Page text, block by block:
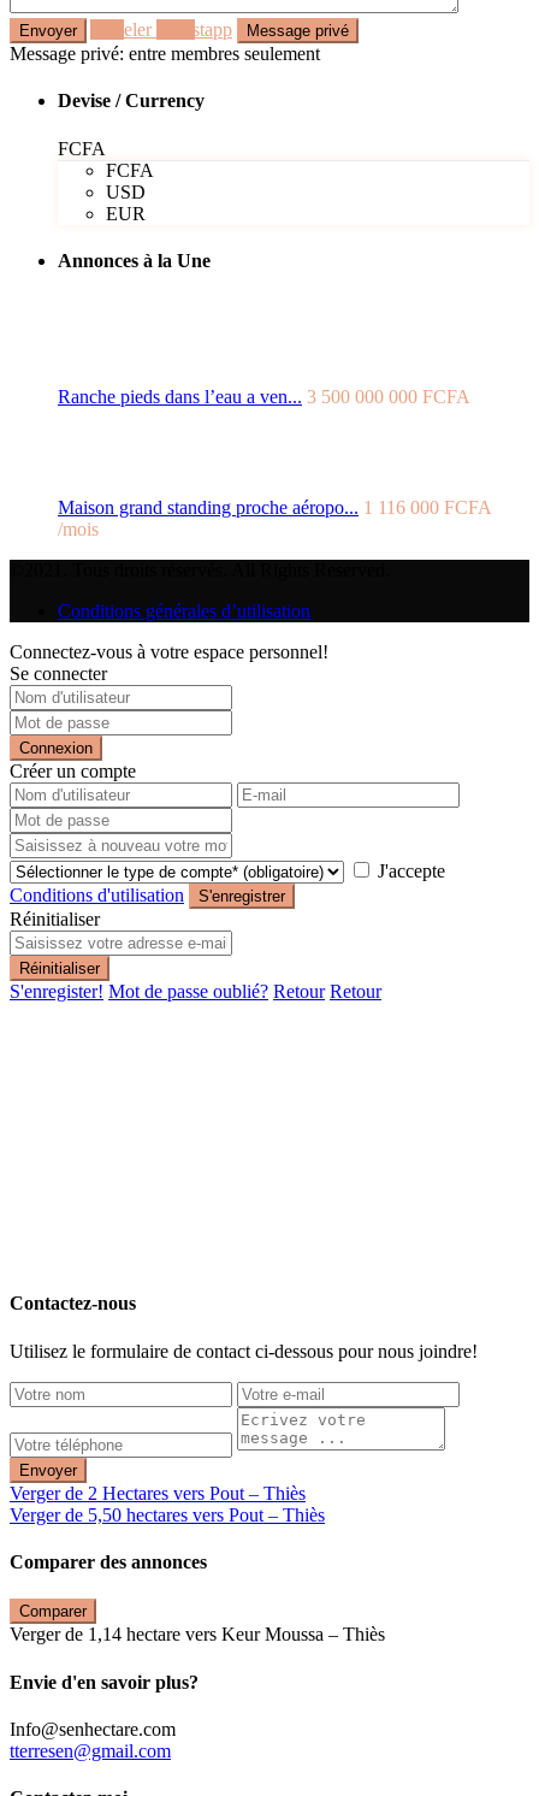
Appeler
Whastapp
Message privé: entre membres seulement
Devise / Currency
FCFA
FCFA
USD
EUR
Annonces à la Une
Ranche pieds dans l’eau a ven... 3 500 000 000 FCFA
Maison grand standing proche aéropo... 1 116 000 FCFA
/mois
Conditions générales d’utilisation
Connectez-vous à votre espace personnel!
Se connecter
Connexion
Créer un compte
J'accepte
Conditions d'utilisation
S'enregistrer
Réinitialiser
Réinitialiser
S'enregister! Mot de passe oublié? Retour Retour
Contactez-nous
Utilisez le formulaire de contact ci-dessous pour nous joindre!
Envoyer
Verger de 2 Hectares vers Pout – Thiès
Verger de 5,50 hectares vers Pout – Thiès
Comparer des annonces
Comparer
Verger de 1,14 hectare vers Keur Moussa – Thiès
Envie d'en savoir plus?
Info@senhectare.com
tterresen@gmail.com